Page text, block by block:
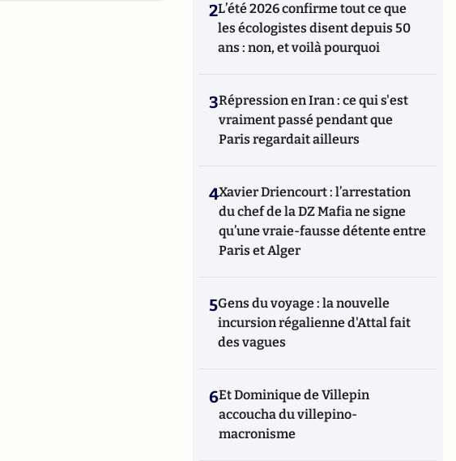
2L’été 2026 confirme tout ce que
les écologistes disent depuis 50
ans : non, et voilà pourquoi
3Répression en Iran : ce qui s'est
vraiment passé pendant que
Paris regardait ailleurs
4Xavier Driencourt : l’arrestation
du chef de la DZ Mafia ne signe
qu’une vraie-fausse détente entre
Paris et Alger
5Gens du voyage : la nouvelle
incursion régalienne d'Attal fait
des vagues
6Et Dominique de Villepin
accoucha du villepino-
macronisme